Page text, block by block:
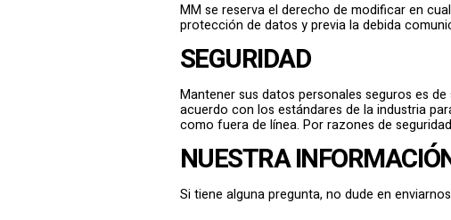
MM se reserva el derecho de modificar en
protección de datos y previa la debida
SEGURIDAD
Mantener sus datos personales seguros es
acuerdo con los estándares de la industria
como fuera de línea. Por razones de
NUESTRA
Si tiene alguna pregunta, no dude en